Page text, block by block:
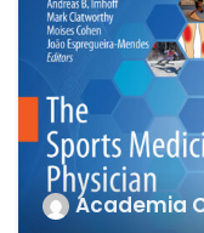
Academia